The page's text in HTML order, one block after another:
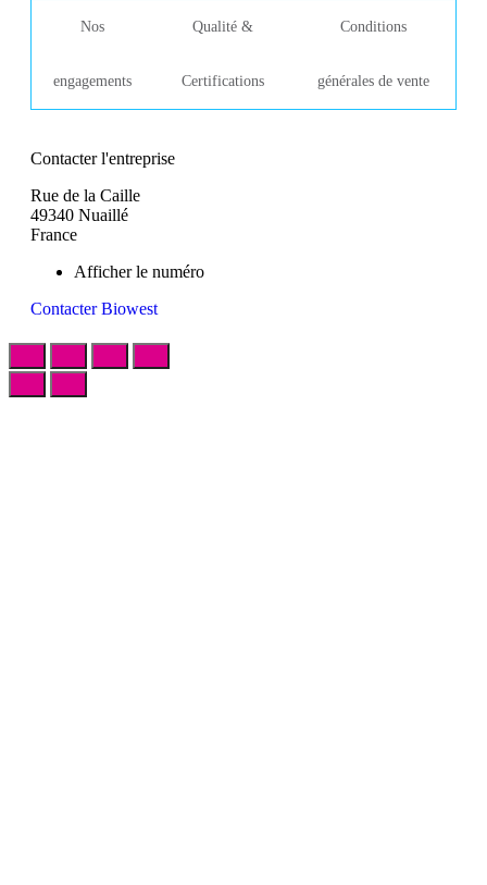
Nos
engagements
Qualité &
Certifications
Conditions
générales de vente
Contacter l'entreprise
Rue de la Caille
49340 Nuaillé
France
Afficher le numéro
Contacter Biowest